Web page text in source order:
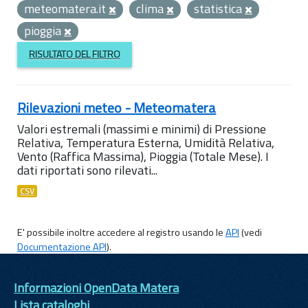
meteomatera.it
clima
statistica
pioggia
RISULTATO DEL FILTRO
Rilevazioni meteo - Meteomatera
Valori estremali (massimi e minimi) di Pressione
Relativa, Temperatura Esterna, Umidità Relativa,
Vento (Raffica Massima), Pioggia (Totale Mese). I
dati riportati sono rilevati...
CSV
E' possibile inoltre accedere al registro usando leAPI(vedi
Documentazione API).
Informazioni OpenData Matera